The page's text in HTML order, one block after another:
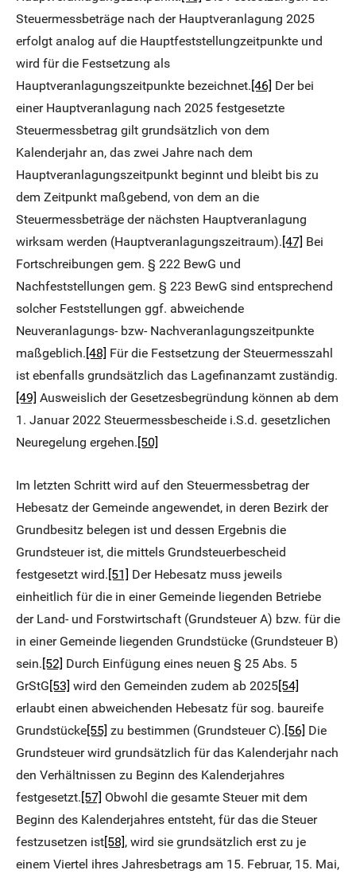
Steuermessbeträge nach der Hauptveranlagung 2025
erfolgt analog auf die Hauptfeststellungzeitpunkte und
wird für die Festsetzung als
Hauptveranlagungszeitpunkte bezeichnet. [46] Der bei
einer Hauptveranlagung nach 2025 festgesetzte
Steuermessbetrag gilt grundsätzlich von dem
Kalenderjahr an, das zwei Jahre nach dem
Hauptveranlagungszeitpunkt beginnt und bleibt bis zu
dem Zeitpunkt maßgebend, von dem an die
Steuermessbeträge der nächsten Hauptveranlagung
wirksam werden (Hauptveranlagungszeitraum). [47] Bei
Fortschreibungen gem. § 222 BewG und
Nachfeststellungen gem. § 223 BewG sind entsprechend
solcher Feststellungen ggf. abweichende
Neuveranlagungs- bzw- Nachveranlagungszeitpunkte
maßgeblich. [48] Für die Festsetzung der Steuermesszahl
ist ebenfalls grundsätzlich das Lagefinanzamt zuständig.
[49] Ausweislich der Gesetzesbegründung können ab dem
1. Januar 2022 Steuermessbescheide i.S.d. gesetzlichen
Neuregelung ergehen. [50]
Im letzten Schritt wird auf den Steuermessbetrag der
Hebesatz der Gemeinde angewendet, in deren Bezirk der
Grundbesitz belegen ist und dessen Ergebnis die
Grundsteuer ist, die mittels Grundsteuerbescheid
festgesetzt wird. [51] Der Hebesatz muss jeweils
einheitlich für die in einer Gemeinde liegenden Betriebe
der Land- und Forstwirtschaft (Grundsteuer A) bzw. für die
in einer Gemeinde liegenden Grundstücke (Grundsteuer B)
sein. [52] Durch Einfügung eines neuen § 25 Abs. 5
GrStG [53] wird den Gemeinden zudem ab 2025[54]
erlaubt einen abweichenden Hebesatz für sog. baureife
Grundstücke[55] zu bestimmen (Grundsteuer C). [56] Die
Grundsteuer wird grundsätzlich für das Kalenderjahr nach
den Verhältnissen zu Beginn des Kalenderjahres
festgesetzt. [57] Obwohl die gesamte Steuer mit dem
Beginn des Kalenderjahres entsteht, für das die Steuer
festzusetzen ist[58], wird sie grundsätzlich erst zu je
einem Viertel ihres Jahresbetrags am 15. Februar, 15. Mai,